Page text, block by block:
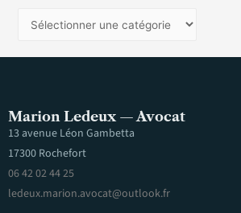
Marion Ledeux — Avocat
13 avenue Léon Gambetta
17300 Rochefort
06 42 02 44 25
ledeux.marion.avocat@outlook.fr